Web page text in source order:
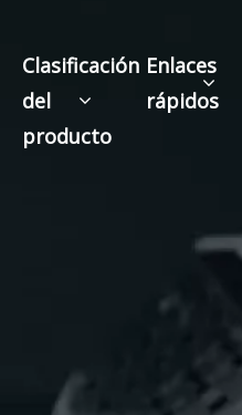
Clasificación
del
producto
Enlaces
rápidos